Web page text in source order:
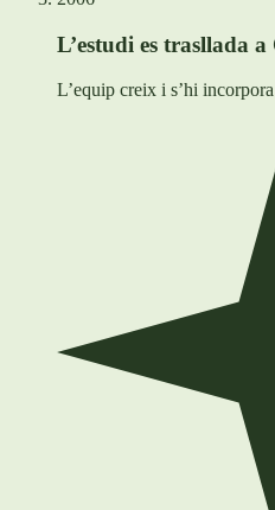
L’estudi es trasllada a
L’equip creix i s’hi